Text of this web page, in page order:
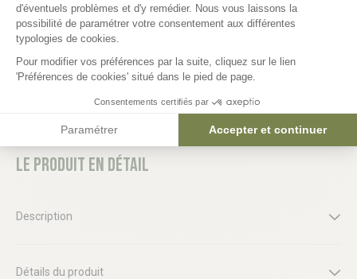
31,50 € 21,30 €
Le produit en détail
Description
Détails du produit
d'éventuels problèmes et d'y remédier. Nous vous laissons la
possibilité de paramétrer votre consentement aux différentes
typologies de cookies.
Pour modifier vos préférences par la suite, cliquez sur le lien
'Préférences de cookies' situé dans le pied de page.
Consentements certifiés par
Paramétrer Accepter et continuer
Axeptio consent